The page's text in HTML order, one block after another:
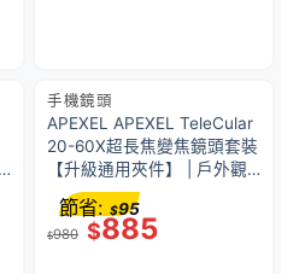
手機鏡頭
APEXEL APEXEL TeleCular
20-60X超長焦變焦鏡頭套裝
【升級通用夾件】 | 戶外觀
鳥/賞花/演唱會遠攝| 附三腳
架+通用夾子 | ≤4%低畸變 |
53416001
$980 $885
節省: $95